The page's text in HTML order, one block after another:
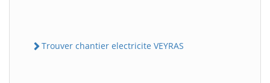
Trouver chantier electricite VEYRAS